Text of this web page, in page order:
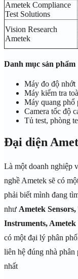
Ametek Compliance
Test Solutions
Vision Research
Ametek
Danh mục sản phẩm
Máy đo độ nhớt
Máy kiểm tra
Máy quang phổ
Camera tốc độ
Tủ test, phòng
Đại diện
Là một doanh nghiệp
nghề Ametek sẽ có
phải biết mình đang
như Ametek
Instruments,
có một đại lý phân
liên hệ đúng nhà phân
nhất